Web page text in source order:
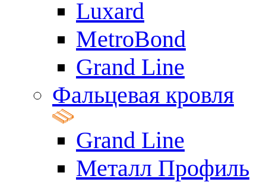
Luxard
MetroBond
Grand Line
Фальцевая кровля
Grand Line
Металл Профиль